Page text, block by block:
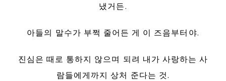
냈거든.
아들의 말수가 부쩍 줄어든 게 이 즈음부터야.
진심은 때로 통하지 않으며 되려 내가 사랑하는 사
람들에게까지 상처 준다는 것.